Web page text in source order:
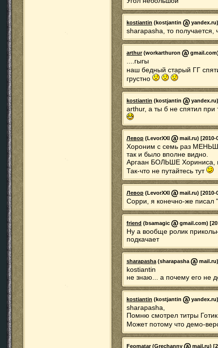
kostiantin (kostjantin
sharapasha, то получается,
arthur(workarthuron
....гыгы
наш бедный старый ГГ
грустно
kostiantin (kostjantin
arthur, а ты б не спятил при
Левор (LevorXXI mail.ru) [2010-
Хороним с семь раз МЕНЬШЕ
так и было вполне видно.
Аргаан БОЛЬШЕ Хориниса,
Так-что не путайтесь тут
Левор (LevorXXI mail.ru) [2010-
Сорри, я конечно-же писал
friend (bsamagic gmail.com)
Ну а вообще ролик
подкачает
sharapasha(sharapasha
kostiantin
не знаю... а почему его не
kostiantin (kostjantin
sharapasha,
Помню смотрел титры
Может потому что демо-
Feomatar(Grechanny mail.ru)